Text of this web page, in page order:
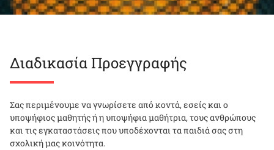
Διαδικασία Προεγγραφής
Σας περιμένουμε να γνωρίσετε από κοντά, εσείς και ο
υποψήφιος μαθητής ή η υποψήφια μαθήτρια, τους ανθρώπους
και τις εγκαταστάσεις που υποδέχονται τα παιδιά σας στη
σχολική μας κοινότητα.